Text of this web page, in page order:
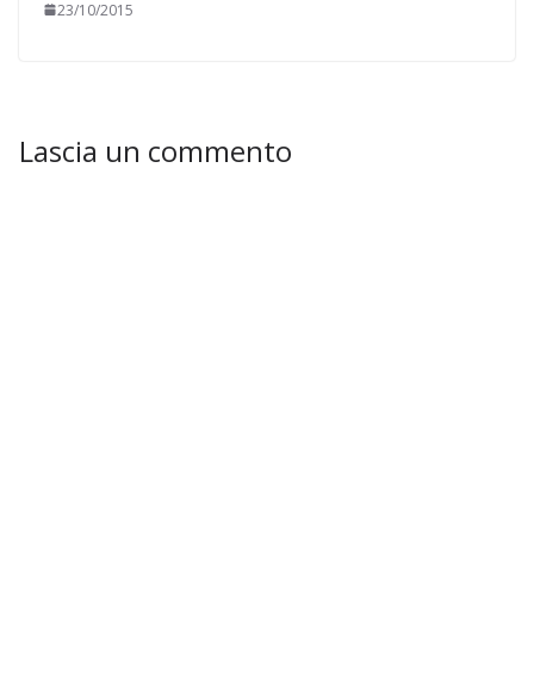
23/10/2015
Lascia un commento